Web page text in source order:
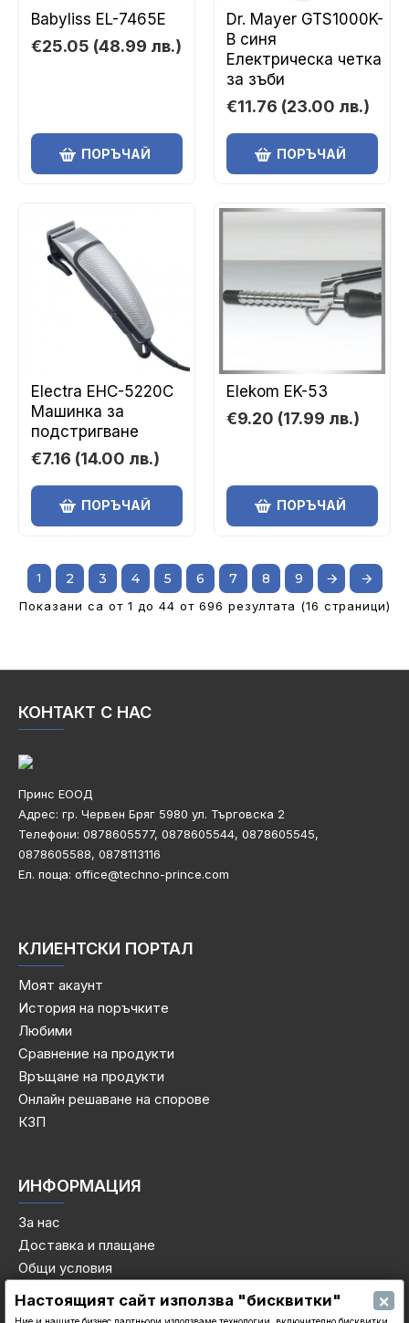
Babyliss EL-7465E
€25.05 (48.99 лв.)
ПОРЪЧАЙ
Dr. Mayer GTS1000K-
B синя
Електрическа четка
за зъби
€11.76 (23.00 лв.)
ПОРЪЧАЙ
Electra EHC-5220C
Машинка за
подстригване
€7.16 (14.00 лв.)
ПОРЪЧАЙ
Elekom EK-53
€9.20 (17.99 лв.)
ПОРЪЧАЙ
1 2 3 4 5 6 7 8 9
Показани са от 1 до 44 от 696 резултата (16 страници)
КОНТАКТ С НАС
Принс ЕООД
Адрес: гр. Червен Бряг 5980 ул. Търговска 2
Телефони: 0878605577, 0878605544, 0878605545,
0878605588, 0878113116
Ел. поща: office@techno-prince.com
КЛИЕНТСКИ ПОРТАЛ
Моят акаунт
История на поръчките
Любими
Сравнение на продукти
Връщане на продукти
Онлайн решаване на спорове
КЗП
ИНФОРМАЦИЯ
За нас
Доставка и плащане
Общи условия
Декларация за поверителност
Политика за бисквитките
Настоящият сайт използва "бисквитки" ×